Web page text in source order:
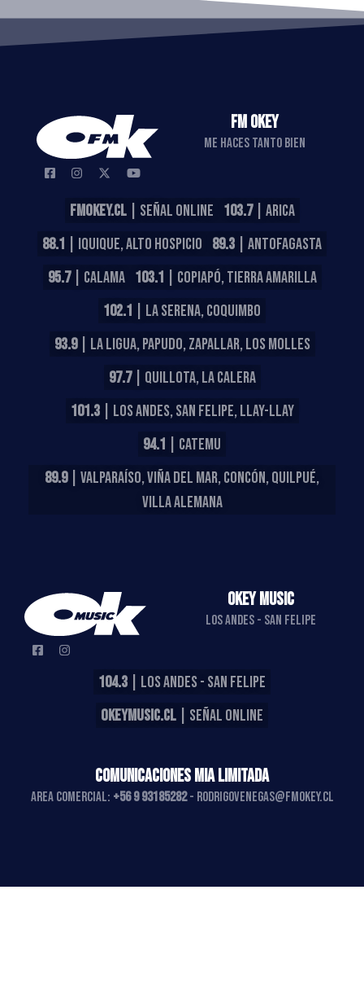
FM OKEY
ME HACES TANTO BIEN
FMOKEY.CL| SEÑAL ONLINE 103.7| ARICA
88.1 | IQUIQUE, ALTO HOSPICIO 89.3 | ANTOFAGASTA
95.7| CALAMA 103.1 | COPIAPÓ, TIERRA AMARILLA
102.1 | LA SERENA, COQUIMBO
93.9| LA LIGUA, PAPUDO, ZAPALLAR, LOS MOLLES
97.7| QUILLOTA, LA CALERA
101.3| LOS ANDES, SAN FELIPE, LLAY-LLAY
94.1 | CATEMU
89.9| VALPARAÍSO, VIÑA DEL MAR, CONCÓN, QUILPUÉ,
VILLA ALEMANA
OKEY MUSIC
LOS ANDES - SAN FELIPE
104.3 | LOS ANDES - SAN FELIPE
OKEYMUSIC.CL | SEÑAL ONLINE
COMUNICACIONES MIA LIMITADA
AREA COMERCIAL: +56 9 93185282- rodrigovenegas@fmokey.cl